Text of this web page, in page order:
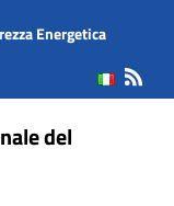
Energetica
del